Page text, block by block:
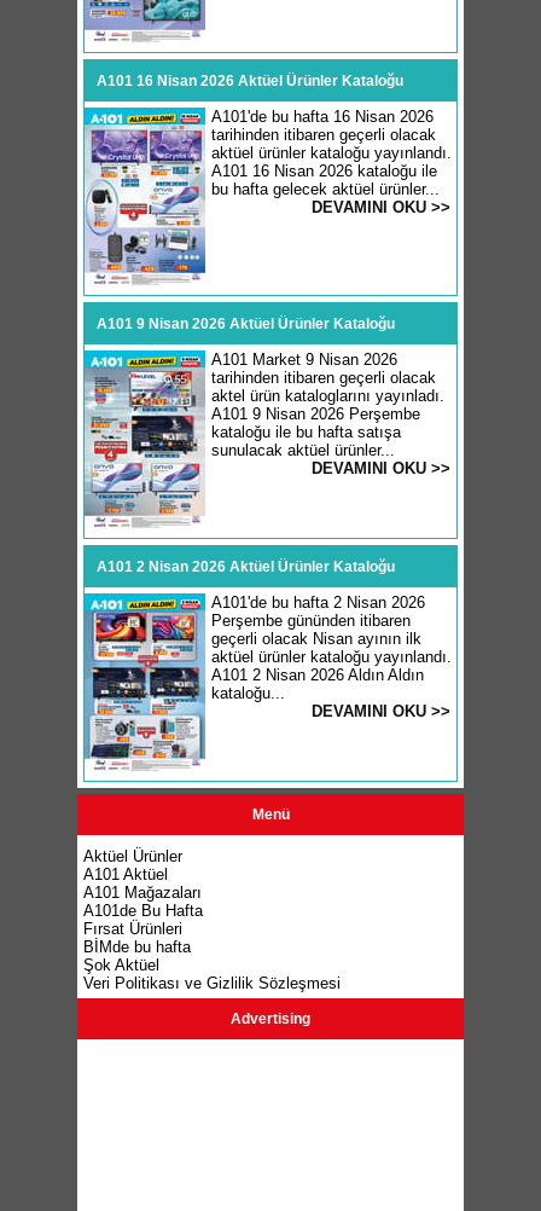
A101 16 Nisan 2026 Aktüel Ürünler Kataloğu
A101'de bu hafta 16 Nisan 2026
tarihinden itibaren geçerli olacak
aktüel ürünler kataloğu yayınlandı.
A101 16 Nisan 2026 kataloğu ile
bu hafta gelecek aktüel ürünler...
DEVAMINI OKU >>
A101 9 Nisan 2026 Aktüel Ürünler Kataloğu
A101 Market 9 Nisan 2026
tarihinden itibaren geçerli olacak
aktel ürün kataloglarını yayınladı.
A101 9 Nisan 2026 Perşembe
kataloğu ile bu hafta satışa
sunulacak aktüel ürünler...
DEVAMINI OKU >>
A101 2 Nisan 2026 Aktüel Ürünler Kataloğu
A101'de bu hafta 2 Nisan 2026
Perşembe gününden itibaren
geçerli olacak Nisan ayının ilk
aktüel ürünler kataloğu yayınlandı.
A101 2 Nisan 2026 Aldın Aldın
kataloğu...
DEVAMINI OKU >>
Menü
Aktüel Ürünler
A101 Aktüel
A101 Mağazaları
A101de Bu Hafta
Fırsat Ürünleri
BİMde bu hafta
Şok Aktüel
Veri Politikası ve Gizlilik Sözleşmesi
Advertising